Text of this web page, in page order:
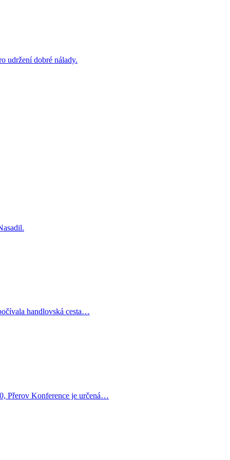
udržení dobré nálady.
handlovská cesta…
Přerov Konference je určená…